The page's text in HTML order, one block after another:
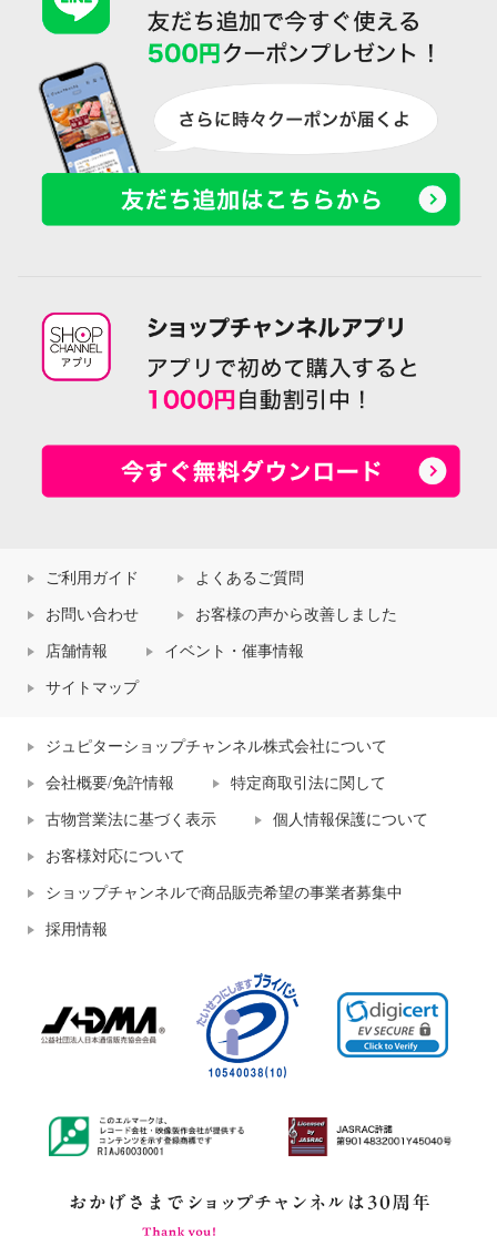
ご利用ガイド よくあるご質問
お問い合わせ お客様の声から改善しました
店舗情報 イベント・催事情報
サイトマップ
ジュピターショップチャンネル株式会社について
会社概要/免許情報 特定商取引法に関して
古物営業法に基づく表示 個人情報保護について
お客様対応について
ショップチャンネルで商品販売希望の事業者募集中
採用情報